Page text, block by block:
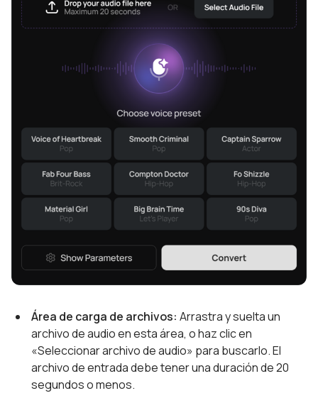
Área de carga de archivos: Arrastra y suelta un
archivo de audio en esta área, o haz clic en
«Seleccionar archivo de audio» para buscarlo. El
archivo de entrada debe tener una duración de 20
segundos o menos.